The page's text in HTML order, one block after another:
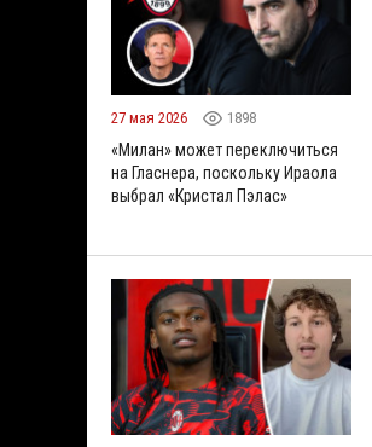
27 мая 2026 1898
«Милан» может переключиться
на Гласнера, поскольку Ираола
выбрал «Кристал Пэлас»